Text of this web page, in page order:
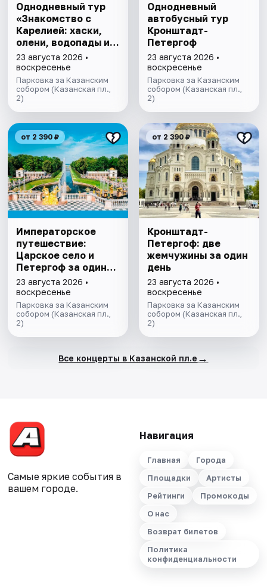
Однодневный тур
«Знакомство с
Карелией: хаски,
олени, водопады и
горный парк
"Рускеала»
23 августа 2026 •
воскресенье
Парковка за Казанским
собором (Казанская пл.,
2)
Однодневный
автобусный тур
Кронштадт-
Петергоф
23 августа 2026 •
воскресенье
Парковка за Казанским
собором (Казанская пл.,
2)
от 2 390 ₽
Императорское
путешествие:
Царское село и
Петергоф за один
день
23 августа 2026 •
воскресенье
Парковка за Казанским
собором (Казанская пл.,
2)
от 2 390 ₽
​​​​​​​Кронштадт-
Петергоф: две
жемчужины за один
день
23 августа 2026 •
воскресенье
Парковка за Казанским
собором (Казанская пл.,
2)
Все концерты в Казанской пл.е →
Самые яркие события в
вашем городе.
Навигация
Главная
Города
Площадки
Артисты
Рейтинги
Промокоды
О нас
Возврат билетов
Политика
конфиденциальности